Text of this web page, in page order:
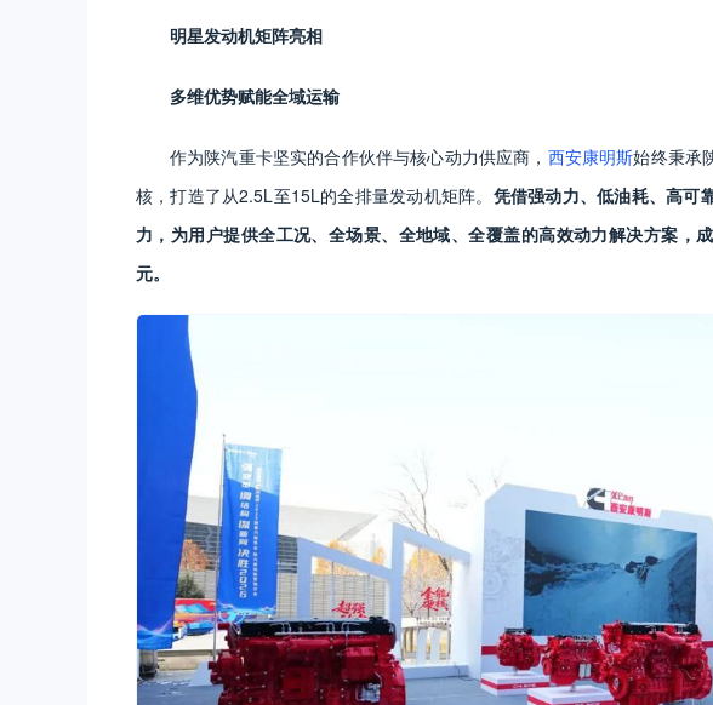
明星发动机矩阵亮相
多维优势赋能全域运输
作为陕汽重卡坚实的合作伙伴与核心动力供应商， 西安康明斯始终秉承
核，打造了从2.5L至15L的全排量发动机矩阵。 凭借强动力、低油耗、高可
力，为用户提供全工况、全场景、全地域、全覆盖的高效动力解决方案，
元。